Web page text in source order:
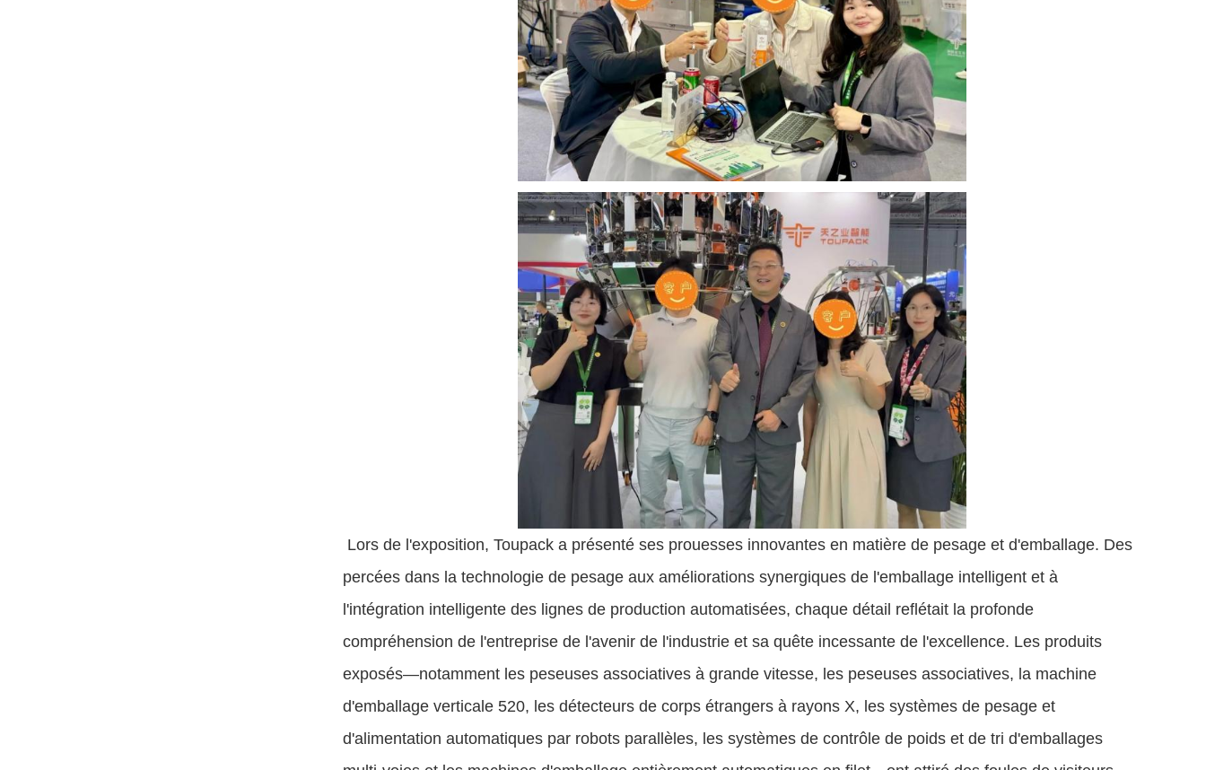
Lors de l'exposition, Toupack a présenté ses prouesses innovantes en matière de pesage et d'emballage. Des
percées dans la technologie de pesage aux améliorations synergiques de l'emballage intelligent et à
l'intégration intelligente des lignes de production automatisées, chaque détail reflétait la profonde
compréhension de l'entreprise de l'avenir de l'industrie et sa quête incessante de l'excellence. Les produits
exposés—notamment les peseuses associatives à grande vitesse, les peseuses associatives, la machine
d'emballage verticale 520, les détecteurs de corps étrangers à rayons X, les systèmes de pesage et
d'alimentation automatiques par robots parallèles, les systèmes de contrôle de poids et de tri d'emballages